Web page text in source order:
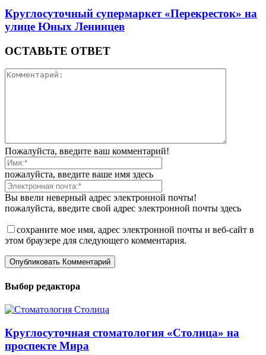
Круглосуточный супермаркет «Перекресток» на
улице Юных Ленинцев
ОСТАВЬТЕ ОТВЕТ
Пожалуйста, введите ваш комментарий!
пожалуйста, введите ваше имя здесь
Вы ввели неверный адрес электронной почты!
пожалуйста, введите свой адрес электронной почты здесь
сохраните мое имя, адрес электронной почты и веб-сайт в
этом браузере для следующего комментария.
Выбор редактора
Круглосуточная стоматология «Столица» на
проспекте Мира